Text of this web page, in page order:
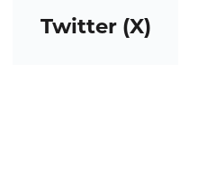
Twitter (X)